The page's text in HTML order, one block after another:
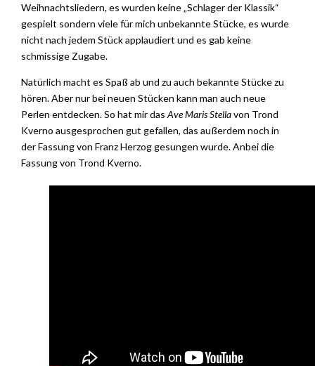
Weihnachtsliedern, es wurden keine „Schlager der Klassik“
gespielt sondern viele für mich unbekannte Stücke, es wurde
nicht nach jedem Stück applaudiert und es gab keine
schmissige Zugabe.
Natürlich macht es Spaß ab und zu auch bekannte Stücke zu
hören. Aber nur bei neuen Stücken kann man auch neue
Perlen entdecken. So hat mir das Ave Maris Stellavon Trond
Kverno ausgesprochen gut gefallen, das außerdem noch in
der Fassung von Franz Herzog gesungen wurde. Anbei die
Fassung von Trond Kverno.